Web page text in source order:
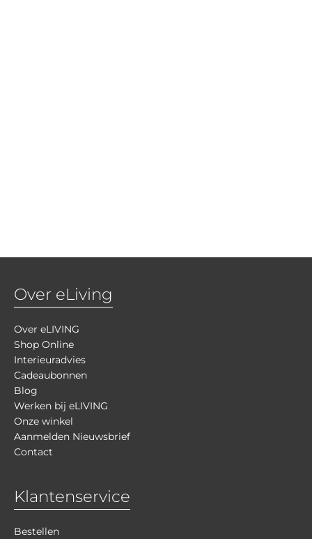
Over eLiving
Over eLIVING
Shop Online
Interieuradvies
Cadeaubonnen
Blog
Werken bij eLIVING
Onze winkel
Aanmelden Nieuwsbrief
Contact
Klantenservice
Bestellen